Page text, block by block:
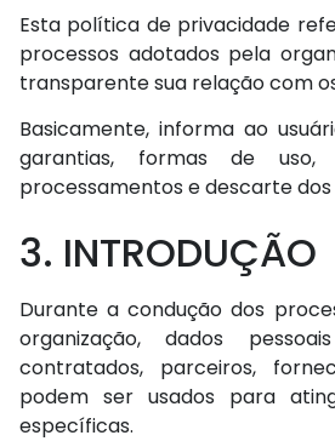
Esta política de privacidade
processos adotados pela
transparente sua relação com
Basicamente, informa ao
garantias, formas de uso,
processamentos e descarte dos
3. INTRODUÇÃO
Durante a condução dos
organização, dados
contratados, parceiros,
podem ser usados para
específicas.